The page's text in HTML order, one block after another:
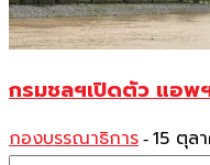
กรมชลฯเปิดตัว แอพ
กองบรรณาธิการ - 15 ตุล